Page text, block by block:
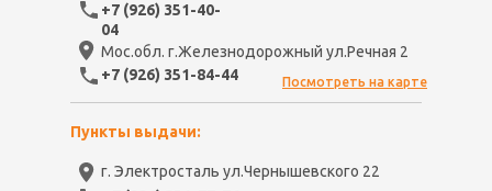
г. Электросталь ул.Чернышевского 22
Мос.обл. г.Железнодорожный ул.Речная 2
Пункты выдачи:
+7 (926) 351-40-
04
+7 (926) 351-84-44 Посмотреть на карте